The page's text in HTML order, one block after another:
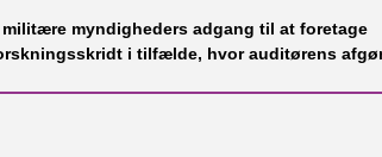
myndigheders adgang til at foretage
i tilfælde, hvor auditørens